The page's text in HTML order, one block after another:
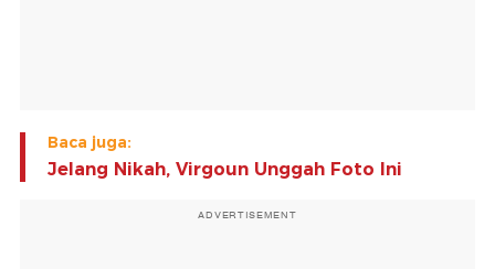
Baca juga:
Jelang Nikah, Virgoun Unggah Foto Ini
ADVERTISEMENT